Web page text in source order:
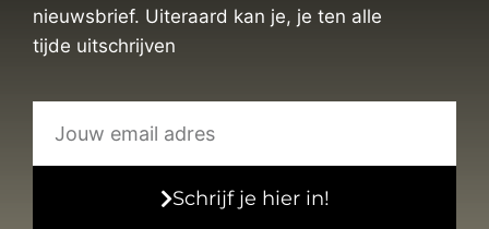
nieuwsbrief. Uiteraard kan je, je ten alle
tijde uitschrijven
Schrijf je hier in!